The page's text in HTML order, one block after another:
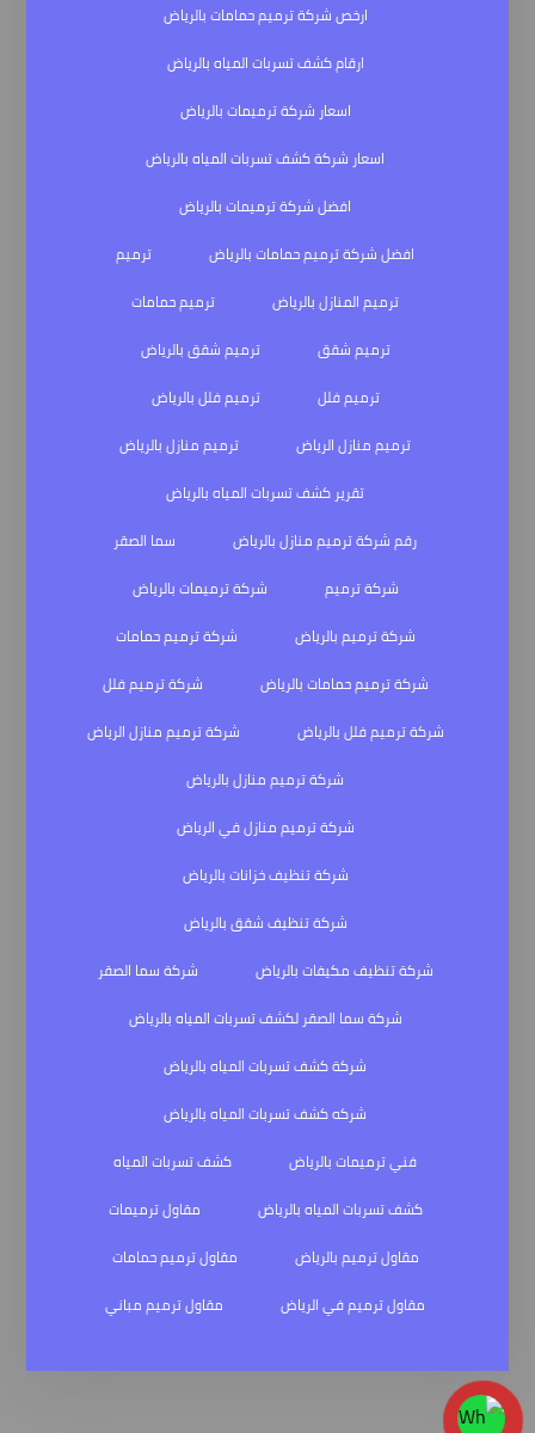
ارخص شركة ترميم حمامات بالرياض
ارقام كشف تسربات المياه بالرياض
اسعار شركة ترميمات بالرياض
اسعار شركة كشف تسربات المياه بالرياض
افضل شركة ترميمات بالرياض
افضل شركة ترميم حمامات بالرياض
ترميم
ترميم المنازل بالرياض
ترميم حمامات
ترميم شقق
ترميم شقق بالرياض
ترميم فلل
ترميم فلل بالرياض
ترميم منازل الرياض
ترميم منازل بالرياض
تقرير كشف تسربات المياه بالرياض
رقم شركة ترميم منازل بالرياض
سما الصقر
شركة ترميم
شركة ترميمات بالرياض
شركة ترميم بالرياض
شركة ترميم حمامات
شركة ترميم حمامات بالرياض
شركة ترميم فلل
شركة ترميم فلل بالرياض
شركة ترميم منازل الرياض
شركة ترميم منازل بالرياض
شركة ترميم منازل في الرياض
شركة تنظيف خزانات بالرياض
شركة تنظيف شقق بالرياض
شركة تنظيف مكيفات بالرياض
شركة سما الصقر
شركة سما الصقر لكشف تسربات المياه بالرياض
شركة كشف تسربات المياه بالرياض
شركه كشف تسربات المياه بالرياض
فني ترميمات بالرياض
كشف تسربات المياه
كشف تسربات المياه بالرياض
مقاول ترميمات
مقاول ترميم بالرياض
مقاول ترميم حمامات
مقاول ترميم في الرياض
مقاول ترميم مباني